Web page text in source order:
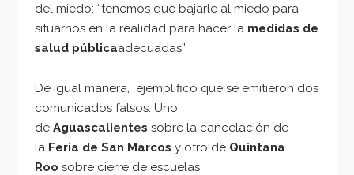
del miedo: “tenemos que bajarle al miedo para
situarnos en la realidad para hacer la medidas de
salud públicaadecuadas”.
De igual manera, ejemplificó que se emitieron dos
comunicados falsos. Uno
de Aguascalientes sobre la cancelación de
la Feria de San Marcos y otro de Quintana
Roo sobre cierre de escuelas.